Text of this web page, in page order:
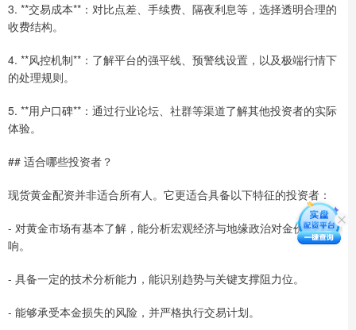
3. **交易成本**：对比点差、手续费、隔夜利息等，选择透明合理的
收费结构。
4. **风控机制**：了解平台的强平线、预警线设置，以及极端行情下
的处理规则。
5. **用户口碑**：通过行业论坛、社群等渠道了解其他投资者的实际
体验。
## 适合哪些投资者？
现货黄金配资并非适合所有人。它更适合具备以下特征的投资者：
- 对黄金市场有基本了解，能分析宏观经济与地缘政治对金价的影
响。
- 具备一定的技术分析能力，能识别趋势与关键支撑阻力位。
- 能够承受本金损失的风险，并严格执行交易计划。